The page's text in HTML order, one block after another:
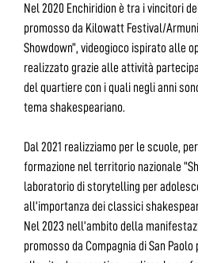
Nel 2020 Enchiridion è tra i vincitori
promosso da Kilowatt Festival/
Showdown”, videogioco ispirato alle
realizzato grazie alle attività
del quartiere con i quali negli anni
tema shakespeariano.
Dal 2021 realizziamo per le scuole,
formazione nel territorio nazionale
laboratorio di storytelling per
all’importanza dei classici
Nel 2023 nell’ambito della
promosso da Compagnia di San